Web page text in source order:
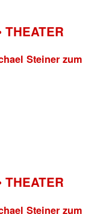
THEATER
Steiner zum
THEATER
Steiner zum